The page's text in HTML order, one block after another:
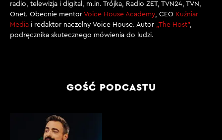
[00:02:59]
T. SEKIELSKI: Większość osób z troski, no bo
rzeczywiście było widać, że tak powiem, że ledwo
kondycja, nie było dobrze.
I wtedy mnie irytowały te pytania, choć wiedziałem, że
wynikają z troski, ale irytowały mnie, wiesz, dlatego, że
radio, telewizja i digital, m.in. Trójka, Radio ZET, TVN24, TVN,
Onet. Obecnie mentor Voice House Academy, CEO Kuźniar
Media i redaktor naczelny Voice House. Autor „The Host”,
podręcznika skutecznego mówienia do ludzi.
GOŚĆ PODCASTU